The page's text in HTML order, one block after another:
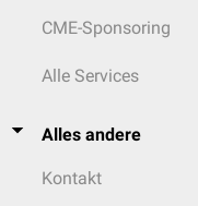
CME-Sponsoring
Alle Services
Alles andere
Kontakt